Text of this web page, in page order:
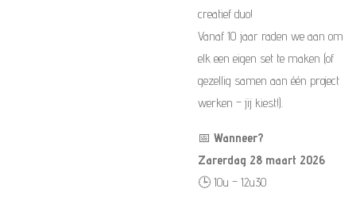
creatief duo!
Vanaf 10 jaar raden we aan om
elk een eigen set te maken (of
gezellig samen aan één project
werken – jij kiest!).
📅 Wanneer?
Zarerdag 28 maart 2026
🕒 10u – 12u30